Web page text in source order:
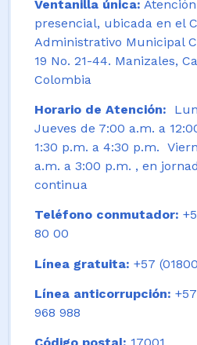
Ventanilla única: Atención
presencial, ubicada en el
Administrativo Municipal
19 No. 21-44. Manizales,
Colombia
Horario de Atención:
Jueves de 7:00 a.m. a
1:30 p.m. a 4:30 p.m.
a.m. a 3:00 p.m. , en
continua
Teléfono conmutador:
80 00
Línea gratuita: +57
Línea anticorrupción:
968 988